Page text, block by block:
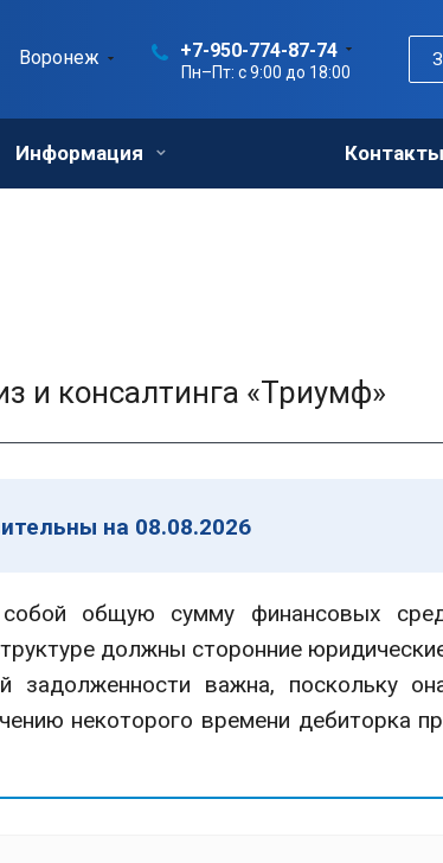
Воронеж +7-950-774-87-74
Пн–Пт: с 9:00 до 18:00
Информация Контакты
и консалтинга «Триумф»
на 08.08.2026
общую сумму финансовых
должны сторонние
задолженности важна, поскольку
некоторого времени дебиторка